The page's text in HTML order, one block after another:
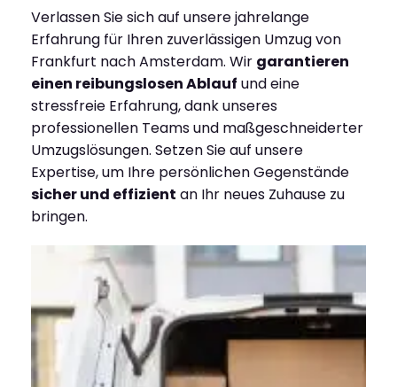
Verlassen Sie sich auf unsere jahrelange
Erfahrung für Ihren zuverlässigen Umzug von
Frankfurt nach Amsterdam. Wir garantieren
einen reibungslosen Ablauf und eine
stressfreie Erfahrung, dank unseres
professionellen Teams und maßgeschneiderter
Umzugslösungen. Setzen Sie auf unsere
Expertise, um Ihre persönlichen Gegenstände
sicher und effizient an Ihr neues Zuhause zu
bringen.